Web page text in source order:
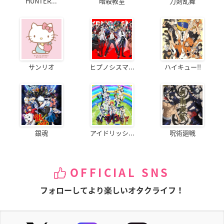
サンリオ ヒプノシスマ... ハイキュー!!
銀魂 アイドリッシ... 呪術廻戦
OFFICIAL SNS
フォローしてより楽しいオタクライフ！